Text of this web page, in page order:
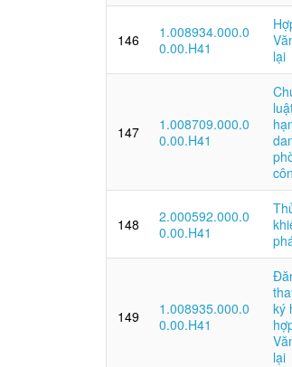
146
1.008934.000.0
0.00.H41
lại
147
1.008709.000.0
0.00.H41
148
2.000592.000.0
0.00.H41
149
1.008935.000.0
0.00.H41
ký
lại